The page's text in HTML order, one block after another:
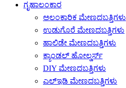
ಗೃಹಾಲಂಕಾರ
ಅಲಂಕಾರಿಕ ಮೇಣದಬತ್ತಿಗಳು
ಉಡುಗೊರೆ ಮೇಣದಬತ್ತಿಗಳು
ಹಾಲಿಡೇ ಮೇಣದಬತ್ತಿಗಳು
ಕ್ಯಾಂಡಲ್ ಹೋಲ್ಡರ್ಸ್
DIY ಮೇಣದಬತ್ತಿಗಳು
ಎಲ್ಇಡಿ ಮೇಣದಬತ್ತಿಗಳು